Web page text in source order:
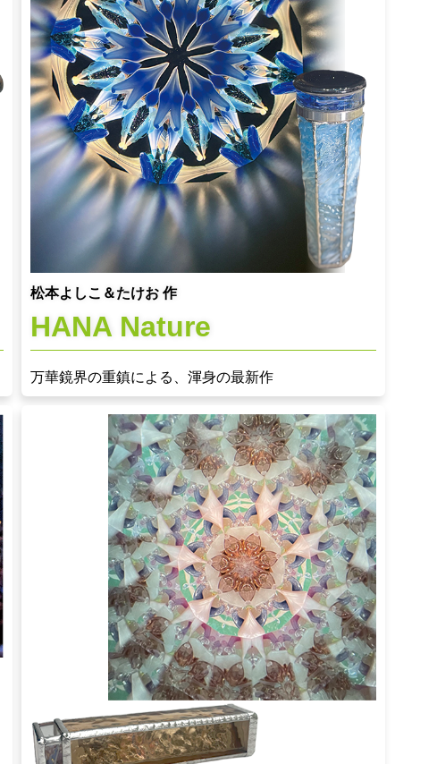
松本よしこ＆たけお 作
HANA Nature
万華鏡界の重鎮による、渾身の最新作